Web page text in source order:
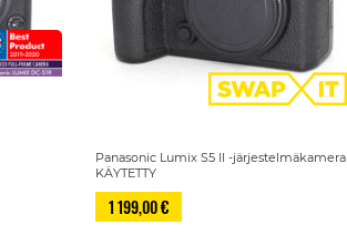
Panasonic Lumix S5 II -järjestelmäkamera
KÄYTETTY
1 199,00 €